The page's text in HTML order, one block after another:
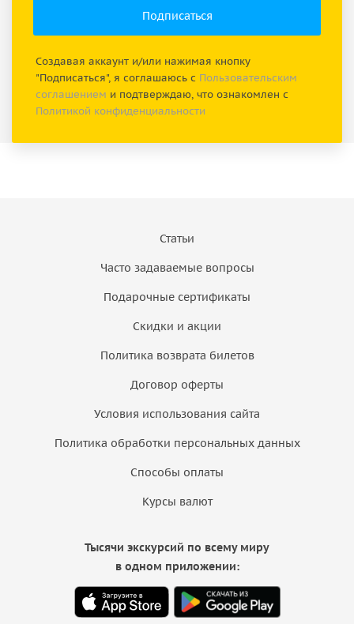
Создавая аккаунт и/или нажимая кнопку
"Подписаться", я соглашаюсь с Пользовательским
соглашением и подтверждаю, что ознакомлен с
Политикой конфиденциальности
Статьи
Часто задаваемые вопросы
Подарочные сертификаты
Скидки и акции
Политика возврата билетов
Договор оферты
Условия использования сайта
Политика обработки персональных данных
Способы оплаты
Курсы валют
Тысячи экскурсий по всему миру
в одном приложении: